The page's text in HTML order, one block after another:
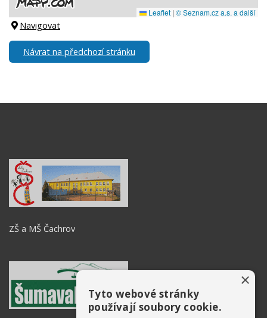
Navigovat
Návrat na předchozí stránku
ZŠ a MŠ Čachrov
×
Tyto webové stránky
používají soubory cookie.